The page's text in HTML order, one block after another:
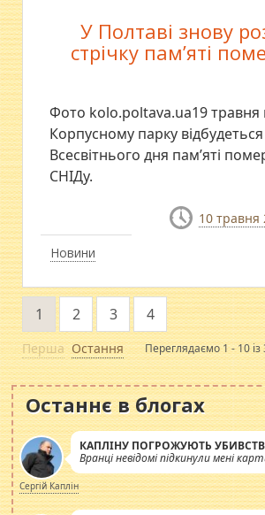
Новини
У Полтаві знову
стрічку пам’яті
Фото kolo.poltava.ua19 травня
Корпусному парку відбудеться
Всесвітнього дня пам’яті
СНІДу.
10 травня
Перша
1 2 3 4
Остання Переглядаємо 1 - 10 із
Останнє в блогах
КАПЛІНУ ПОГРОЖУЮТЬ
Вранці невідомі підкинули мені
Сергій Каплін